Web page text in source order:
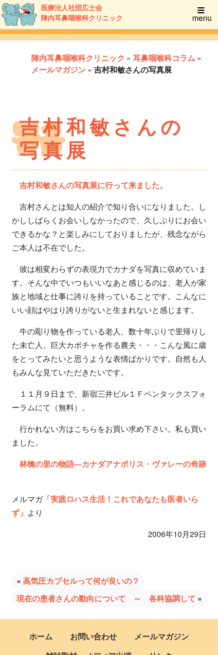
医療法人社団広士会
陣内耳鼻咽喉科クリニック
menu
陣内耳鼻咽喉科クリニック » 耳鼻咽喉科コラム »
メールマガジン » 吉村和敏さんの写真展
吉村和敏さんの
写真展
吉村和敏さんの写真展に行って来ました。
吉村さんとは知人の紹介で知り合いになりました。し
かししばらくお会いしなかったので、久しぶりにお会い
できるかな？と楽しみにしておりましたが、残念ながら
ご本人は不在でした。
彼は相変わらずの表現力でカナダを写真に収めていま
す。そんな中でいつもいいなあと感じるのは、老人が家
族と地域と仕事に誇りを持っていることです。こんなに
いい顔はやはり誇りがないと生まれないと感じます。
牛の彫り物を作っている老人、数十年ぶりで里帰りし
た未亡人、巨大カボチャを作る農夫・・・こんな風に歳
をとってみたいと思うような表情ばかりです。自然も人
もみんな見ていただきたいです。
１１月９日まで、新宿三井ビル１Ｆペンタックスフォ
ーラムにて（無料）。
行かれない方はこちらをお買い求め下さい。私も買い
ました。
林檎の里の物語―カナダアナポリス・ヴァレーの奇跡
メルマガ「実践ロハス生活！これであなたも医者いら
ず」 より
2006年10月29日
« 高気圧カプセルって何が良いの？
現在の患者さんの動向について ～ 各科協調して »
ホーム お問い合わせ
メールマガジン